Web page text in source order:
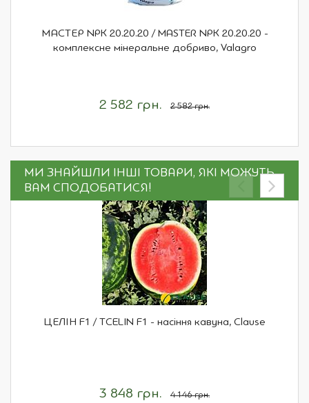
МАСТЕР NPK 20.20.20 / MASTER NPK 20.20.20 -
комплексне мінеральне добриво, Valagro
2 582 грн. 2 582 грн.
МИ ЗНАЙШЛИ ІНШІ ТОВАРИ, ЯКІ МОЖУТЬ
ВАМ СПОДОБАТИСЯ!
ЦЕЛІН F1 / TCELIN F1 - насіння кавуна, Clause
3 848 грн. 4 146 грн.